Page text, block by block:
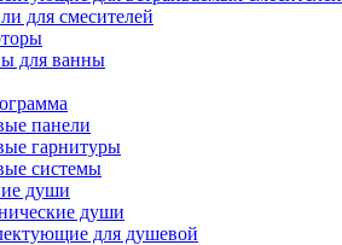
для смесителей
для ванны
панели
гарнитуры
системы
души
души
для душевой